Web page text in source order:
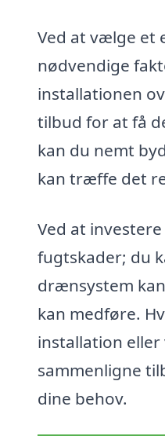
Ved at vælge et
nødvendige
installationen
tilbud for at få
kan du nemt
kan træffe det
Ved at
fugtskader; du
drænsystem
kan medføre.
installation
sammenligne
dine behov.